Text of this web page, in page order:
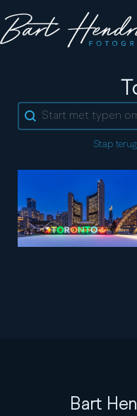
Search content
Stap terug
Bart